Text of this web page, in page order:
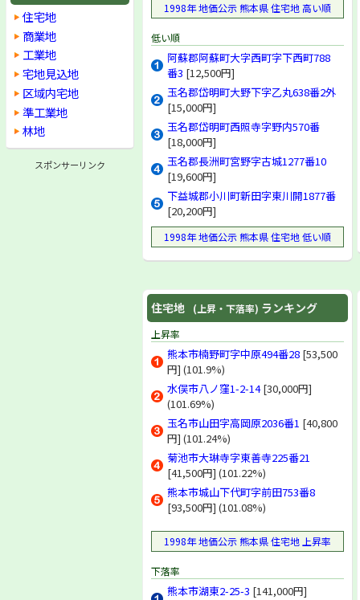
1998年 地価公示 熊本県 住宅地 高い順
低い順
阿蘇郡阿蘇町大字西町字下西町788
番3 [12,500円]
玉名郡岱明町大野下字乙丸638番2外
[15,000円]
玉名郡岱明町西照寺字野内570番
[18,000円]
玉名郡長洲町宮野字古城1277番10
[19,600円]
下益城郡小川町新田字東川開1877番
[20,200円]
1998年 地価公示 熊本県 住宅地 低い順
住宅地 (上昇・下落率) ランキング
上昇率
熊本市楠野町字中原494番28 [53,500
円] (101.9%)
水俣市八ノ窪1-2-14[30,000円]
(101.69%)
玉名市山田字高岡原2036番1 [40,800
円] (101.24%)
菊池市大琳寺字東善寺225番21
[41,500円] (101.22%)
熊本市城山下代町字前田753番8
[93,500円] (101.08%)
1998年 地価公示 熊本県 住宅地 上昇率
下落率
熊本市湖東2-25-3 [141,000円]
住宅地
商業地
工業地
宅地見込地
区域内宅地
準工業地
林地
スポンサーリンク